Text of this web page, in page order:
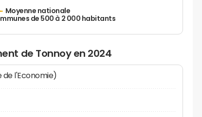
Moyenne nationale
de 500 à 2 000 habitants
de Tonnoy en 2024
de l'Economie)